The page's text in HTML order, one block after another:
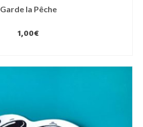
Garde la Pêche
1,00€